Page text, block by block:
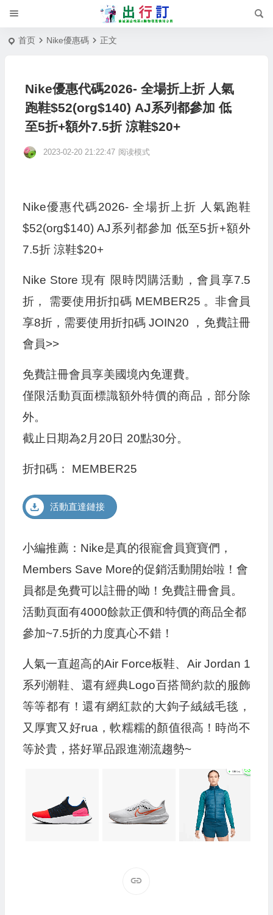
首页 Nike優惠碼 正文
Nike優惠代碼2026- 全場折上折 人氣
跑鞋$52(org$140) AJ系列都參加 低
至5折+額外7.5折 涼鞋$20+
2023-02-20 21:22:47 阅读模式
Nike優惠代碼2026- 全場折上折 人氣跑鞋
$52(org$140) AJ系列都參加 低至5折+額外
7.5折 涼鞋$20+
Nike Store 現有 限時閃購活動，會員享7.5
折， 需要使用折扣碼 MEMBER25 。非會員
享8折，需要使用折扣碼 JOIN20 ，免費註冊
會員>>
免費註冊會員享美國境內免運費。
僅限活動頁面標識額外特價的商品，部分除
外。
截止日期為2月20日 20點30分。
折扣碼： MEMBER25
活動直達鏈接
小編推薦：Nike是真的很寵會員寶寶們，
Members Save More的促銷活動開始啦！會
員都是免費可以註冊的呦！免費註冊會員。
活動頁面有4000餘款正價和特價的商品全都
參加~7.5折的力度真心不錯！
人氣一直超高的Air Force板鞋、Air Jordan 1
系列潮鞋、還有經典Logo百搭簡約款的服飾
等等都有！還有網紅款的大鉤子絨絨毛毯，
又厚實又好rua，軟糯糯的顏值很高！時尚不
等於貴，搭好單品跟進潮流趨勢~